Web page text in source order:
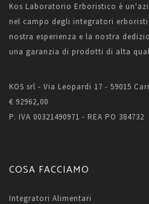
Kos Laboratorio Erboristico è
nel campo degli integratori
nostra esperienza e la nostra
una garanzia di prodotti di alta
KOS srl - Via Leopardi 17 - 59015
€ 92962,00
P. IVA 00321490971 - REA PO 384732
COSA FACCIAMO
Integratori Alimentari